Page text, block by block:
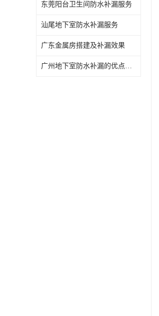
东莞阳台卫生间防水补漏服务
汕尾地下室防水补漏服务
广东金属房搭建及补漏效果
广州地下室防水补漏的优点和缺点